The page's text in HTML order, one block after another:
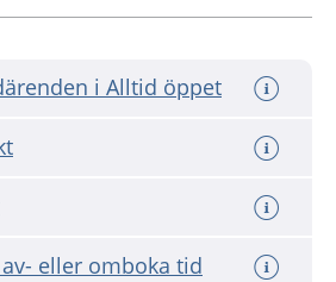
i Alltid öppet
eller omboka tid